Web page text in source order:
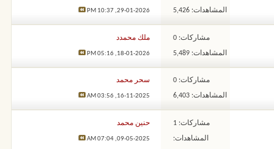
المشاهدات: 5,426 29-01-2026,
10:37 PM
مشاركات: 0
المشاهدات: 5,489
ملك محمدد
18-01-2026,
05:16 PM
مشاركات: 0
المشاهدات: 6,403
سحر محمد
16-11-2025,
03:56 AM
مشاركات: 1
المشاهدات:
حنين محمد
09-05-2025,
07:04 AM